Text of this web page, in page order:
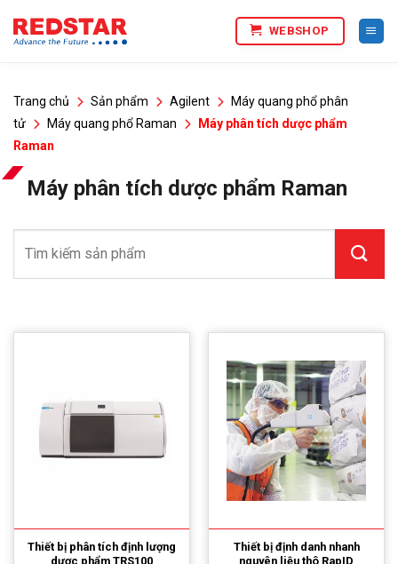
qua
WEBSHOP
Trang chủ Sản phẩm Agilent
Máy quang phổ phân
tử
Máy quang phổ Raman
Máy phân tích dược phẩm
Raman
Máy phân tích dược phẩm Raman
kiếm:
Thiết bị phân tích định lượng
dược phẩm TRS100
Thiết bị định danh nhanh
nguyên liệu thô RapID